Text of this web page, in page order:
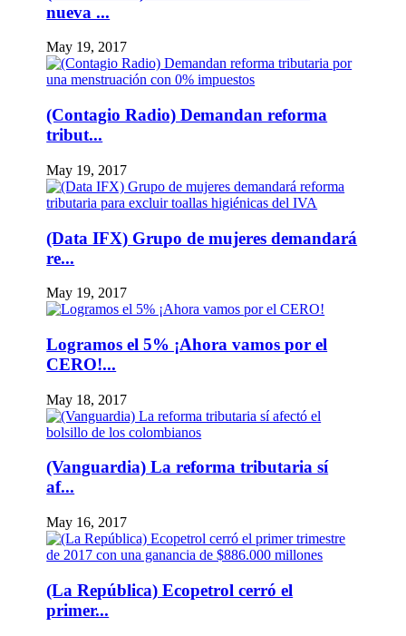
nueva ...
May 19, 2017
(Contagio Radio) Demandan reforma
tribut...
May 19, 2017
(Data IFX) Grupo de mujeres demandará
re...
May 19, 2017
Logramos el 5% ¡Ahora vamos por el
CERO!...
May 18, 2017
(Vanguardia) La reforma tributaria sí
af...
May 16, 2017
(La República) Ecopetrol cerró el
primer...